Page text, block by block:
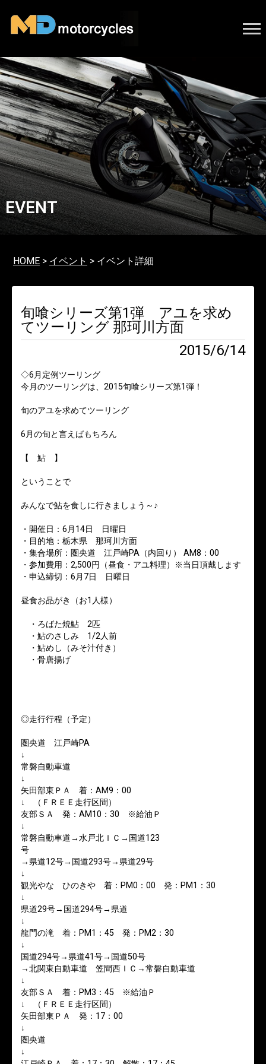
EVENT
HOME> イベント > イベント詳細
旬喰シリーズ第1弾 アユを求め
てツーリング 那珂川方面
2015/6/14
◇6月定例ツーリング
今月のツーリングは、2015旬喰シリーズ第1弾！
旬のアユを求めてツーリング
6月の旬と言えばもちろん
【 鮎 】
ということで
みんなで鮎を食しに行きましょう～♪
・開催日：6月14日 日曜日
・目的地：栃木県 那珂川方面
・集合場所：圏央道 江戸崎PA（内回り） AM8：00
・参加費用：2,500円（昼食・アユ料理）※当日頂戴します
・申込締切：6月7日 日曜日
昼食お品がき（お1人様）
・ろばた焼鮎 2匹
・鮎のさしみ 1/2人前
・鮎めし（みそ汁付き）
・骨唐揚げ
◎走行行程（予定）
圏央道 江戸崎PA
↓
常磐自動車道
↓
矢田部東ＰＡ 着：AM9：00
↓ （ＦＲＥＥ走行区間）
友部ＳＡ 発：AM10：30 ※給油Ｐ
↓
常磐自動車道→水戸北ＩＣ→国道123
号
→県道12号→国道293号→県道29号
↓
観光やな ひのきや 着：PM0：00 発：PM1：30
↓
県道29号→国道294号→県道
↓
龍門の滝 着：PM1：45 発：PM2：30
↓
国道294号→県道41号→国道50号
→北関東自動車道 笠間西ＩＣ→常磐自動車道
↓
友部ＳＡ 着：PM3：45 ※給油Ｐ
↓ （ＦＲＥＥ走行区間）
矢田部東ＰＡ 発：17：00
↓
圏央道
↓